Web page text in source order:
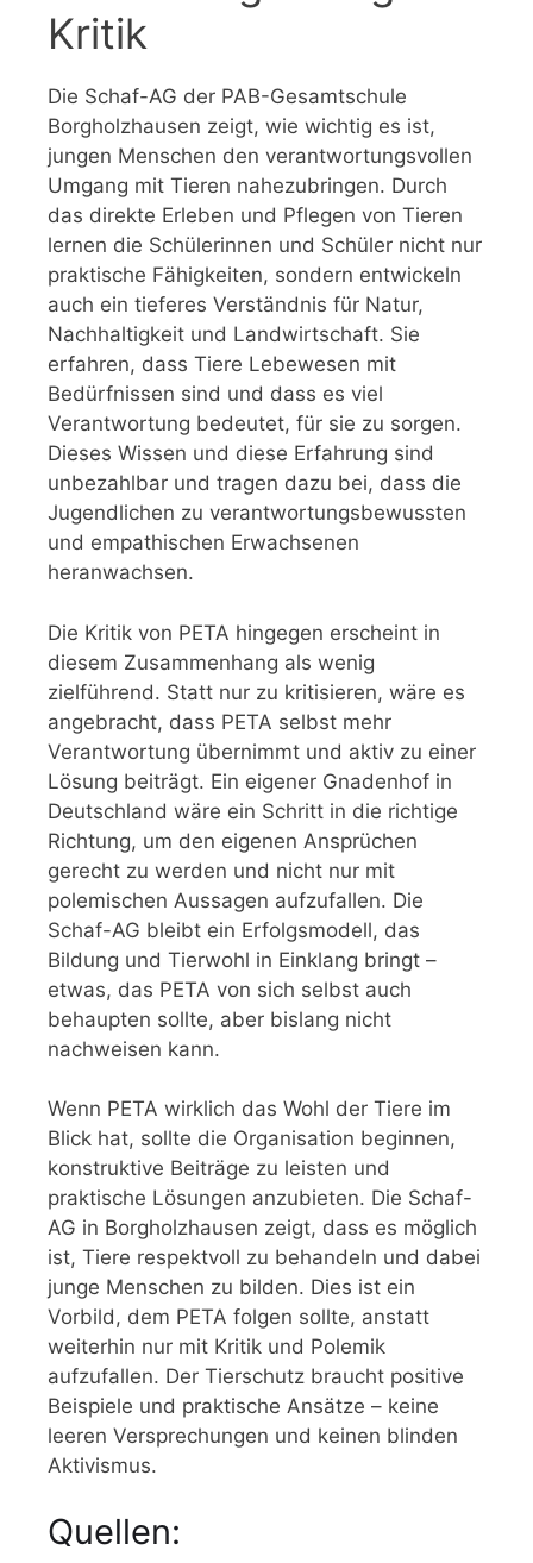
Kritik
Die Schaf-AG der PAB-Gesamtschule
Borgholzhausen zeigt, wie wichtig es ist,
jungen Menschen den verantwortungsvollen
Umgang mit Tieren nahezubringen. Durch
das direkte Erleben und Pflegen von Tieren
lernen die Schülerinnen und Schüler nicht nur
praktische Fähigkeiten, sondern entwickeln
auch ein tieferes Verständnis für Natur,
Nachhaltigkeit und Landwirtschaft. Sie
erfahren, dass Tiere Lebewesen mit
Bedürfnissen sind und dass es viel
Verantwortung bedeutet, für sie zu sorgen.
Dieses Wissen und diese Erfahrung sind
unbezahlbar und tragen dazu bei, dass die
Jugendlichen zu verantwortungsbewussten
und empathischen Erwachsenen
heranwachsen.
Die Kritik von PETA hingegen erscheint in
diesem Zusammenhang als wenig
zielführend. Statt nur zu kritisieren, wäre es
angebracht, dass PETA selbst mehr
Verantwortung übernimmt und aktiv zu einer
Lösung beiträgt. Ein eigener Gnadenhof in
Deutschland wäre ein Schritt in die richtige
Richtung, um den eigenen Ansprüchen
gerecht zu werden und nicht nur mit
polemischen Aussagen aufzufallen. Die
Schaf-AG bleibt ein Erfolgsmodell, das
Bildung und Tierwohl in Einklang bringt –
etwas, das PETA von sich selbst auch
behaupten sollte, aber bislang nicht
nachweisen kann.
Wenn PETA wirklich das Wohl der Tiere im
Blick hat, sollte die Organisation beginnen,
konstruktive Beiträge zu leisten und
praktische Lösungen anzubieten. Die Schaf-
AG in Borgholzhausen zeigt, dass es möglich
ist, Tiere respektvoll zu behandeln und dabei
junge Menschen zu bilden. Dies ist ein
Vorbild, dem PETA folgen sollte, anstatt
weiterhin nur mit Kritik und Polemik
aufzufallen. Der Tierschutz braucht positive
Beispiele und praktische Ansätze – keine
leeren Versprechungen und keinen blinden
Aktivismus.
Quellen: